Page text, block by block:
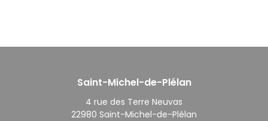
Saint-Michel-de-Plélan
4 rue des Terre Neuvas
22980 Saint-Michel-de-Plélan